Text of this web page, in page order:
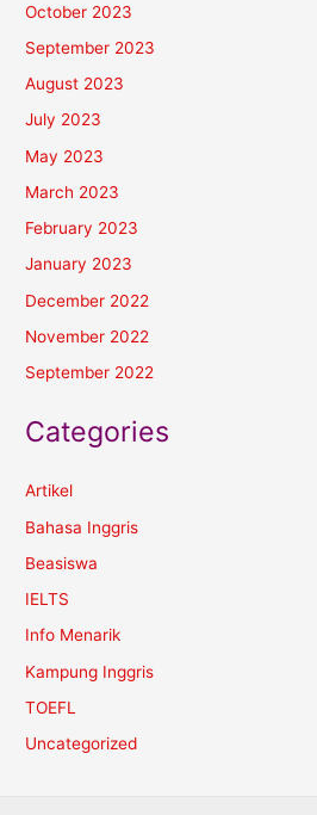
October 2023
September 2023
August 2023
July 2023
May 2023
March 2023
February 2023
January 2023
December 2022
November 2022
September 2022
Categories
Artikel
Bahasa Inggris
Beasiswa
IELTS
Info Menarik
Kampung Inggris
TOEFL
Uncategorized